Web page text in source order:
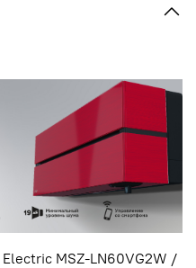
MSZ-LN60VG2W /